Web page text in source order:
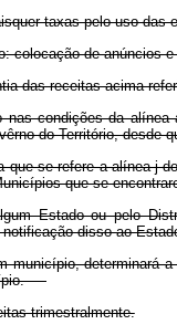
taxas pelo uso das
colocação de anúncios
das receitas acima
condições da
do Território,
se refere a alínea j
que se
Estado ou pelo
disso ao
determinará
trimestralmente.